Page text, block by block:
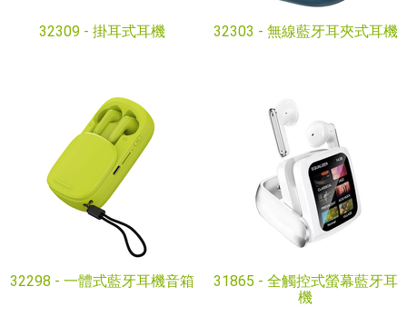
32309 - 掛耳式耳機 32303 - 無線藍牙耳夾式耳機
32298 - 一體式藍牙耳機音箱 31865 - 全觸控式螢幕藍牙耳
機